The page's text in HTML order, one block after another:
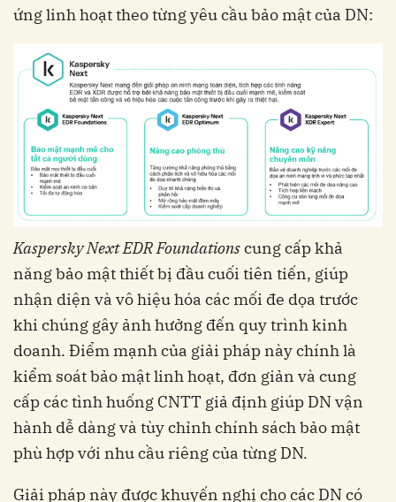
ứng linh hoạt theo từng yêu cầu bảo mật của DN:
Kaspersky Next EDR Foundationscung cấp khả
năng bảo mật thiết bị đầu cuối tiên tiến, giúp
nhận diện và vô hiệu hóa các mối đe dọa trước
khi chúng gây ảnh hưởng đến quy trình kinh
doanh. Điểm mạnh của giải pháp này chính là
kiểm soát bảo mật linh hoạt, đơn giản và cung
cấp các tình huống CNTT giả định giúp DN vận
hành dễ dàng và tùy chỉnh chính sách bảo mật
phù hợp với nhu cầu riêng của từng DN.
Giải pháp này được khuyến nghị cho các DN có